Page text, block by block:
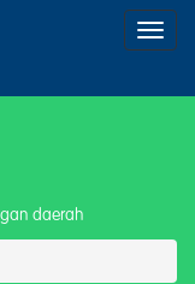
Toggle
daerah